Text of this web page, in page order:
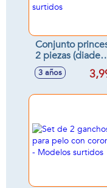
Conjunto
2 piezas
y varita) - Modelos
surtidos
3 años